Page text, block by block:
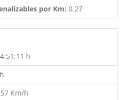
por Km: 0.27
4:51:11 h
Km/h